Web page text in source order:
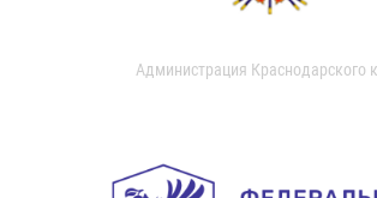
Администрация Краснодарского